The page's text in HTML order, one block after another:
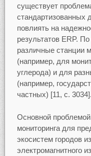
существует
стандартизованных
повлиять на
результатов ERP.
различные станции
(например, для
углерода) и для
(например,
частных) [11, с. 3034].
Основной
мониторинга для
экосистем городов
электромагнитного